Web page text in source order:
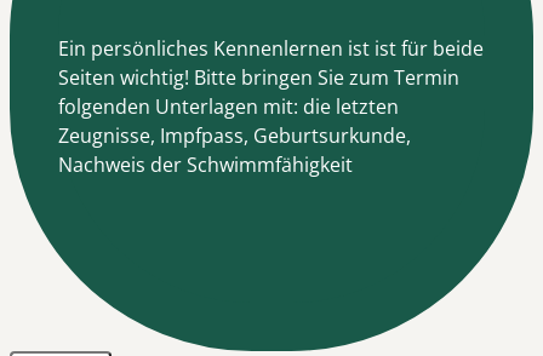
Ein persönliches Kennenlernen ist ist für beide
Seiten wichtig! Bitte bringen Sie zum Termin
folgenden Unterlagen mit: die letzten
Zeugnisse, Impfpass, Geburtsurkunde,
Nachweis der Schwimmfähigkeit